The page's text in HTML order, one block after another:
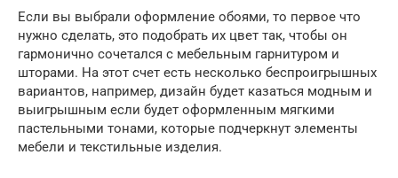
Если вы выбрали оформление обоями, то первое что
нужно сделать, это подобрать их цвет так, чтобы он
гармонично сочетался с мебельным гарнитуром и
шторами. На этот счет есть несколько беспроигрышных
вариантов, например, дизайн будет казаться модным и
выигрышным если будет оформленным мягкими
пастельными тонами, которые подчеркнут элементы
мебели и текстильные изделия.